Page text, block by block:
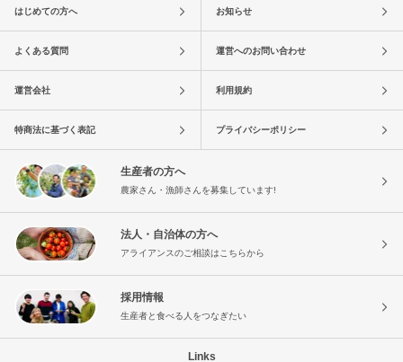
はじめての方へ お知らせ
よくある質問 運営へのお問い合わせ
運営会社 利用規約
特商法に基づく表記 プライバシーポリシー
生産者の方へ
農家さん・漁師さんを募集しています!
法人・自治体の方へ
アライアンスのご相談はこちらから
採用情報
生産者と食べる人をつなぎたい
Links